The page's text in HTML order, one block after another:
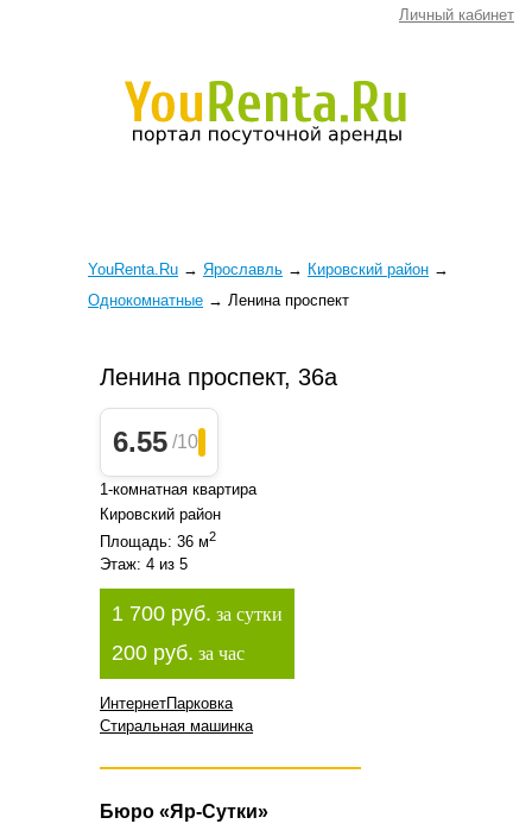
Личный кабинет
YouRenta.Ru → Ярославль → Кировский район →
Однокомнатные → Ленина проспект
Ленина проспект, 36а
6.55 /10
1-комнатная квартира
Кировский район
Площадь: 36 м2
Этаж: 4 из 5
1 700 руб. за сутки
200 руб. за час
ИнтернетПарковка
Стиральная машинка
Бюро «Яр-Сутки»